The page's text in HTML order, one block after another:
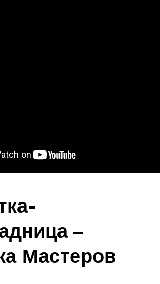
–
Мастеров